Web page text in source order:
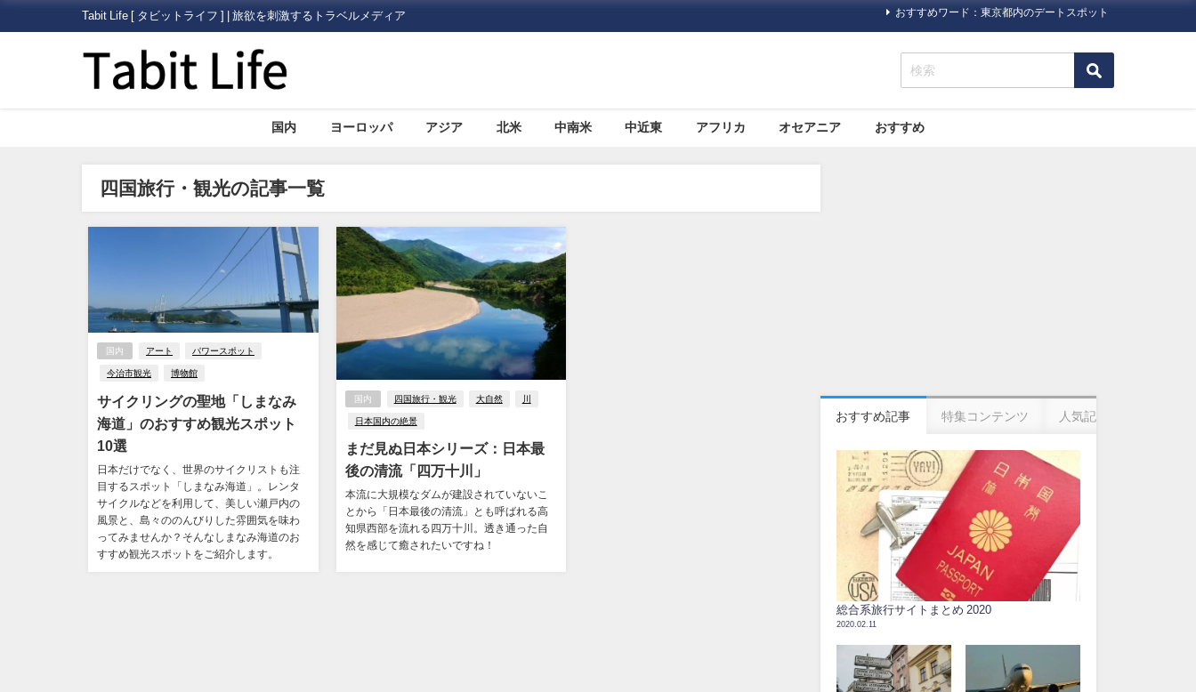
Tabit Life [ タビットライフ ] | 旅欲を刺激するトラベルメディア おすすめワード：東京都内のデートスポット
国内 ヨーロッパ アジア 北米 中南米 中近東 アフリカ オセアニア おすすめ
四国旅行・観光の記事一覧
国内 アート パワースポット
今治市観光 博物館
サイクリングの聖地「しまなみ
海道」のおすすめ観光スポット
10選
日本だけでなく、世界のサイクリストも注
目するスポット「しまなみ海道」。レンタ
サイクルなどを利用して、美しい瀬戸内の
風景と、島々ののんびりした雰囲気を味わ
ってみませんか？そんなしまなみ海道のお
すすめ観光スポットをご紹介します。
国内 四国旅行・観光 大自然
日本国内の絶景
まだ見ぬ日本シリーズ：日本最
後の清流「四万十川」
本流に大規模なダムが建設されていないこ
とから「日本最後の清流」とも呼ばれる高
知県西部を流れる四万十川。透き通った自
然を感じて癒されたいですね！
おすすめ記事 特集コンテンツ 人気記事
総合系旅行サイトまとめ 2020
2020.02.11